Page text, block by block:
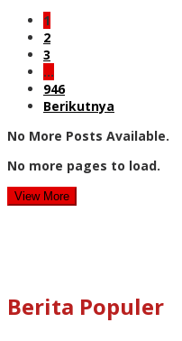
1
2
3
…
946
Berikutnya
No More Posts Available.
No more pages to load.
View More
Berita Populer